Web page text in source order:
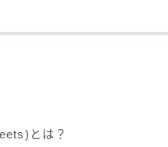
とは？